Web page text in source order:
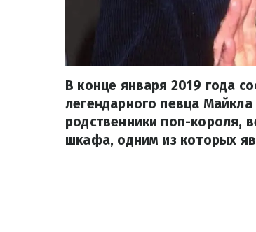
В конце января 2019 года
легендарного певца
родственники поп-короля,
шкафа, одним из которых